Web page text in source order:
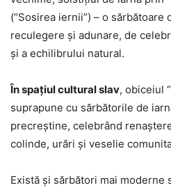
(“Sosirea iernii”) – o sărbătoare
reculegere și adunare, de
și a echilibrului natural.
În spațiul cultural slav, obiceiul “
suprapune cu sărbătorile de
precreștine, celebrând
colinde, urări și veselie
Există și sărbători mai moderne